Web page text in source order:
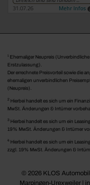
1 Ehemaliger Neupreis
Erstzulassung).
Der errechnete Preisvorteil sowie die
ehemaligen unverbindlichen
(Neupreis).
2 Hierbei handelt es sich um ein
MwSt. Änderungen & Irrtümer
3 Hierbei handelt es sich um ein
19% MwSt. Änderungen & Irrtümer
4 Hierbei handelt es sich um ein
zzgl. 19% MwSt. Änderungen &
© 2026 KLOS
Marpingen-Urexweiler |